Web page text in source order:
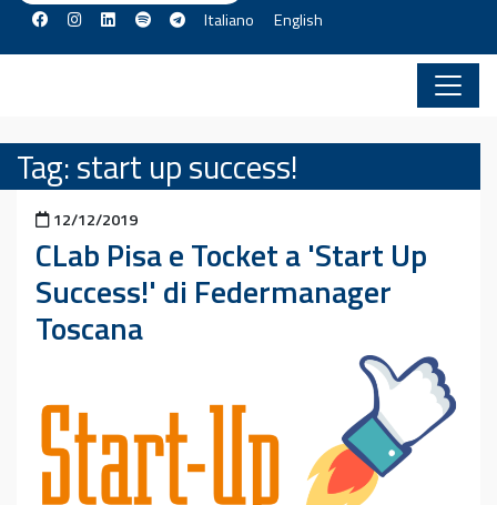
Italiano English
Tag:start up success!
Pubblicato il
12/12/2019
CLab Pisa e Tocket a 'Start Up
Success!' di Federmanager
Toscana